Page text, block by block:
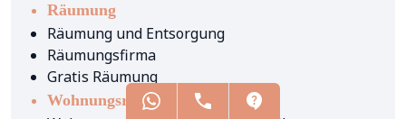
Räumung
Räumung und Entsorgung
Räumungsfirma
Gratis Räumung
Wohnungsräumung